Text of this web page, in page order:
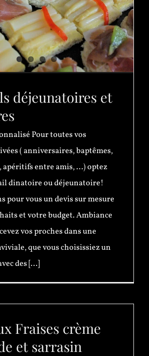
déjeunatoires et
Pour toutes vos
( anniversaires, baptêmes,
entre amis, ...) optez
dinatoire ou déjeunatoire!
pour vous un devis sur mesure
et votre budget. Ambiance
vos proches dans une
que vous choisissiez un
des [...]
Fraises crème
et sarrasin